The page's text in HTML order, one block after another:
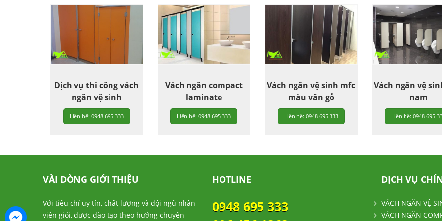
Dịch vụ thi công vách
ngăn vệ sinh
Liên hệ: 0948 695 333
Vách ngăn compact
laminate
Liên hệ: 0948 695 333
Vách ngăn vệ sinh mfc
màu vân gỗ
Liên hệ: 0948 695 333
Vách ngăn vệ
nam
Liên hệ: 0948 695
VÀI DÒNG GIỚI THIỆU
Với tiêu chí uy tín, chất lượng và đội ngũ nhân
viên giỏi, được đào tạo theo hướng chuyên
HOTLINE
0948 695 333
DỊCH VỤ
VÁCH NGĂN VỆ
VÁCH NGĂN